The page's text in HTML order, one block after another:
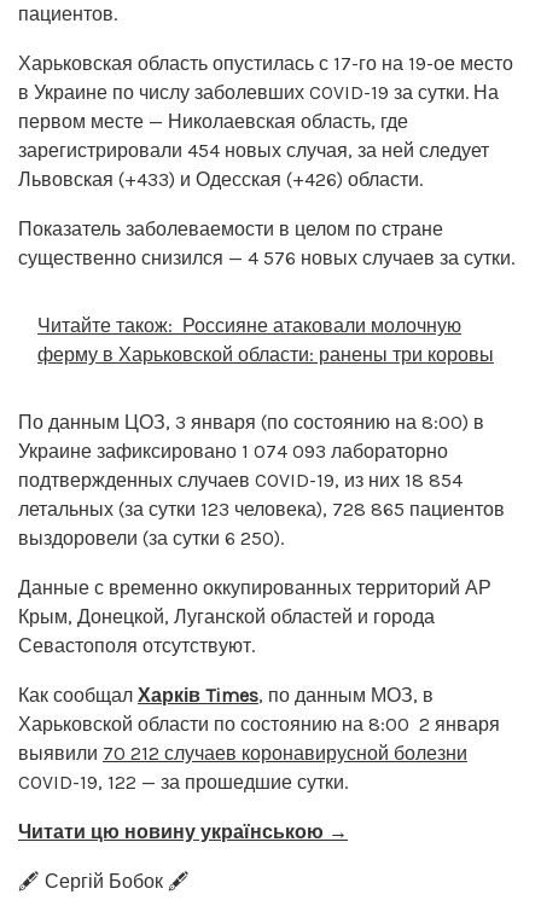
пациентов.
Харьковская область опустилась с 17-го на 19-ое место
в Украине по числу заболевших COVID-19 за сутки. На
первом месте — Николаевская область, где
зарегистрировали 454 новых случая, за ней следует
Львовская (+433) и Одесская (+426) области.
Показатель заболеваемости в целом по стране
существенно снизился — 4 576 новых случаев за сутки.
Читайте також: Россияне атаковали молочную
ферму в Харьковской области: ранены три коровы
По данным ЦОЗ, 3 января (по состоянию на 8:00) в
Украине зафиксировано 1 074 093 лабораторно
подтвержденных случаев COVID-19, из них 18 854
летальных (за сутки 123 человека), 728 865 пациентов
выздоровели (за сутки 6 250).
Данные с временно оккупированных территорий АР
Крым, Донецкой, Луганской областей и города
Севастополя отсутствуют.
Как сообщал Харків Times, по данным МОЗ, в
Харьковской области по состоянию на 8:00 2 января
выявили 70 212 случаев коронавирусной болезни
COVID-19, 122 — за прошедшие сутки.
Читати цю новину українською →
🖋️ Сергій Бобок 🖋️